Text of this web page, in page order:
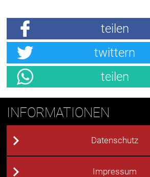
teilen
twittern
teilen
INFORMATIONEN
Datenschutz
Impressum